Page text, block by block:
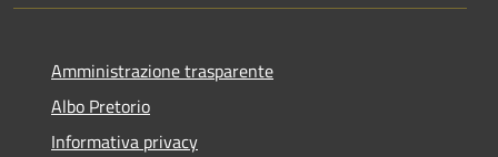
Amministrazione trasparente
Albo Pretorio
Informativa privacy